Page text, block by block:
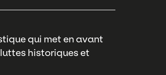
qui met en avant
historiques et